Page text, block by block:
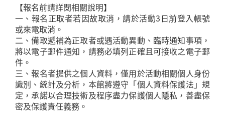
【報名前請詳閱相關說明】
一、報名正取者若因故取消，請於活動3日前登入帳號
或來電取消。
二、備取遞補為正取者或遇活動異動、臨時通知事項，
將以電子郵件通知，請務必填列正確且可接收之電子郵
件。
三、報名者提供之個人資料，僅用於活動相關個人身份
識別、統計及分析，本館將遵守「個人資料保護法」規
定，承諾以合理技術及程序盡力保護個人隱私，善盡保
密及保護責任義務。